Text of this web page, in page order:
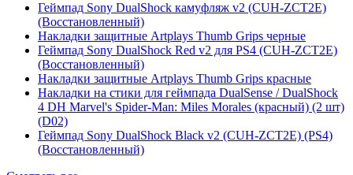
Геймпад Sony DualShock камуфляж v2 (CUH-ZCT2E)
(Восстановленный)
Накладки защитные Artplays Thumb Grips черные
Геймпад Sony DualShock Red v2 для PS4 (CUH-ZCT2E)
(Восстановленный)
Накладки защитные Artplays Thumb Grips красные
Накладки на стики для геймпада DualSense / DualShock
4 DH Marvel's Spider-Man: Miles Morales (красный) (2 шт)
(D02)
Геймпад Sony DualShock Black v2 (CUH-ZCT2E) (PS4)
(Восстановленный)